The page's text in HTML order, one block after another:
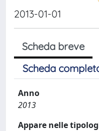
2013-01-01
Scheda breve
Scheda
Anno
2013
Appare nelle